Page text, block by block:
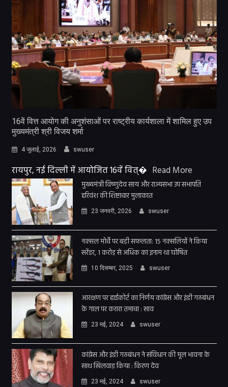
16वें वित्त आयोग की अनुशंसाओं पर राष्ट्रीय कार्यशाला में शामिल हुए उप
मुख्यमंत्री श्री विजय शर्मा
4 जुलाई, 2026 swuser
रायपुर, नई दिल्ली में आयोजित 16वें वित्� Read More
मुख्यमंत्री विष्णुदेव साय और राज्यसभा उप सभापति
हरिवंश की शिष्टाचार मुलाकात
23 जनवरी, 2026 swuser
नक्सल मोर्चे पर बड़ी सफलता: 15 नक्सलियों ने किया
सरेंडर, 1 करोड़ से अधिक का इनाम था घोषित
10 दिसम्बर, 2025 swuser
आरक्षण पर हाईकोर्ट का निर्णय कांग्रेस और इंडी गठबंधन
के गाल पर करारा तमाचा : साव
23 मई, 2024 swuser
कांग्रेस और इंडी गठबंधन ने संविधान की मूल भावना के
साथ खिलवाड़ किया : किरण देव
23 मई, 2024 swuser